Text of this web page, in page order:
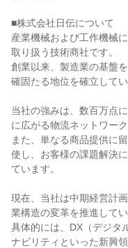
■株式会社日伝について
産業機械および工作機械
取り扱う技術商社です。
創業以来、製造業の基盤
確固たる地位を確立してい
当社の強みは、数百万点
に広がる物流ネットワーク
また、単なる商品提供に
使し、お客様の課題解決
ています。
現在、当社は中期経営計
業構造の変革を推進してい
具体的には、DX（デジタ
ナビリティといった新興